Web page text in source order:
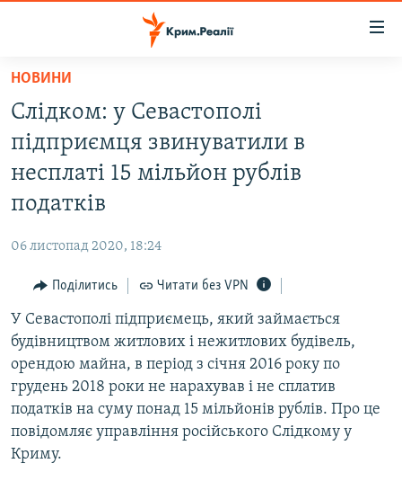
Перейти
основного
матеріалу
Перейти
до
основної
Перейти
пошуку
ВОДА.КРИМ
ВІДЕО ТА ФОТО
ПОЛІТИКА
ІНТЕРВ'Ю
ВСЕ ЗА ДЕНЬ
СПЕЦПРОЕКТИ
ДЕПОРТАЦІЯ
ВІДЕОУРОКИ «ELIFBE»
СВІДЧЕННЯ ОКУПАЦІЇ
ЯК ОБІЙТИ БЛОКУВАННЯ
Русский
Qırımtatar
НОВИНИ
Слідком: у Севастополі
підприємця звинуватили в
несплаті 15 мільйон рублів
податків
06 листопад 2020, 18:24
Поділитись Читати без VPN
У Севастополі підприємець, який займається
будівництвом житлових і нежитлових будівель,
орендою майна, в період з січня 2016 року по
грудень 2018 роки не нарахував і не сплатив
податків на суму понад 15 мільйонів рублів. Про це
повідомляє управління російського Слідкому у
Криму.